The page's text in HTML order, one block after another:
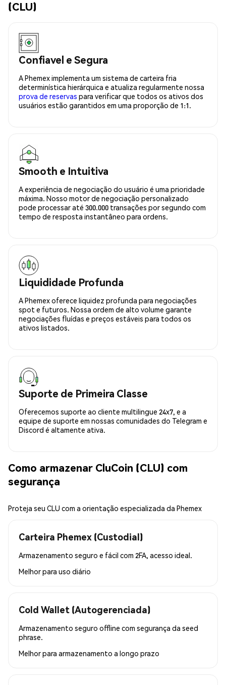
(CLU)
Confiavel e Segura
A Phemex implementa um sistema de carteira fria
determinística hierárquica e atualiza regularmente nossa
prova de reservas para verificar que todos os ativos dos
usuários estão garantidos em uma proporção de 1:1.
Smooth e Intuitiva
A experiência de negociação do usuário é uma prioridade
máxima. Nosso motor de negociação personalizado
pode processar até 300.000 transações por segundo com
tempo de resposta instantâneo para ordens.
Liquididade Profunda
A Phemex oferece liquidez profunda para negociações
spot e futuros. Nossa ordem de alto volume garante
negociações fluídas e preços estáveis para todos os
ativos listados.
Suporte de Primeira Classe
Oferecemos suporte ao cliente multilingue 24x7, e a
equipe de suporte em nossas comunidades do Telegram e
Discord é altamente ativa.
Como armazenar CluCoin (CLU) com
segurança
Proteja seu CLU com a orientação especializada da Phemex
Carteira Phemex (Custodial)
Armazenamento seguro e fácil com 2FA, acesso ideal.
Melhor para uso diário
Cold Wallet (Autogerenciada)
Armazenamento seguro offline com segurança da seed
phrase.
Melhor para armazenamento a longo prazo